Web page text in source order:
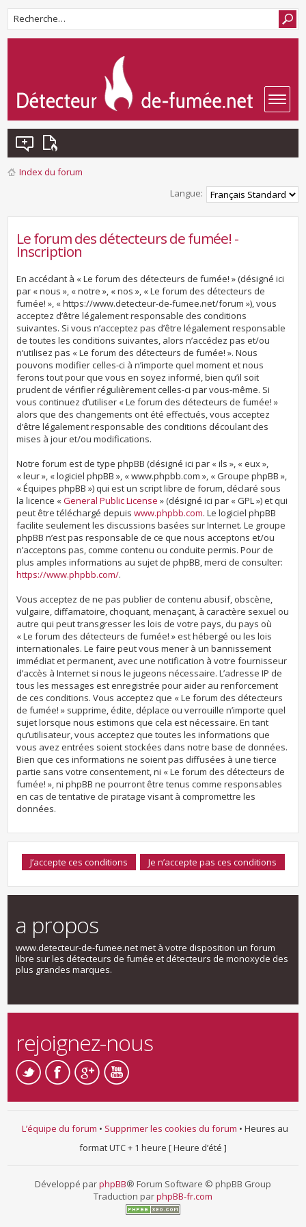
Index du forum
Langue:
Le forum des détecteurs de fumée! -
Inscription
En accédant à « Le forum des détecteurs de fumée! » (désigné ici
par « nous », « notre », « nos », « Le forum des détecteurs de
fumée! », « https://www.detecteur-de-fumee.net/forum »), vous
acceptez d’être légalement responsable des conditions
suivantes. Si vous n’acceptez pas d’être légalement responsable
de toutes les conditions suivantes, alors n’accédez pas et/ou
n’utilisez pas « Le forum des détecteurs de fumée! ». Nous
pouvons modifier celles-ci à n’importe quel moment et nous
ferons tout pour que vous en soyez informé, bien qu’il soit
prudent de vérifier régulièrement celles-ci par vous-même. Si
vous continuez d’utiliser « Le forum des détecteurs de fumée! »
alors que des changements ont été effectués, vous acceptez
d’être légalement responsable des conditions découlant des
mises à jour et/ou modifications.
Notre forum est de type phpBB (désigné ici par « ils », « eux »,
« leur », « logiciel phpBB », « www.phpbb.com », « Groupe phpBB »,
« Équipes phpBB ») qui est un script libre de forum, déclaré sous
la licence «General Public License » (désigné ici par « GPL ») et qui
peut être téléchargé depuiswww.phpbb.com. Le logiciel phpBB
facilite seulement les discussions basées sur Internet. Le groupe
phpBB n’est pas responsable de ce que nous acceptons et/ou
n’acceptons pas, comme contenu ou conduite permis. Pour de
plus amples informations au sujet de phpBB, merci de consulter:
https://www.phpbb.com/.
Vous acceptez de ne pas publier de contenu abusif, obscène,
vulgaire, diffamatoire, choquant, menaçant, à caractère sexuel ou
autre qui peut transgresser les lois de votre pays, du pays où
« Le forum des détecteurs de fumée! » est hébergé ou les lois
internationales. Le faire peut vous mener à un bannissement
immédiat et permanent, avec une notification à votre fournisseur
d’accès à Internet si nous le jugeons nécessaire. L’adresse IP de
tous les messages est enregistrée pour aider au renforcement
de ces conditions. Vous acceptez que « Le forum des détecteurs
de fumée! » supprime, édite, déplace ou verrouille n’importe quel
sujet lorsque nous estimons que cela est nécessaire. En tant
qu’utilisateur, vous acceptez que toutes les informations que
vous avez entrées soient stockées dans notre base de données.
Bien que ces informations ne soient pas diffusées à une tierce
partie sans votre consentement, ni « Le forum des détecteurs de
fumée! », ni phpBB ne pourront être tenus comme responsables
en cas de tentative de piratage visant à compromettre les
données.
a propos
www.detecteur-de-fumee.net met à votre disposition un forum
libre sur les détecteurs de fumée et détecteurs de monoxyde des
plus grandes marques.
rejoignez-nous
L’équipe du forum • Supprimer les cookies du forum • Heures au
format UTC + 1 heure [ Heure d’été ]
Développé parphpBB® Forum Software © phpBB Group
Traduction parphpBB-fr.com